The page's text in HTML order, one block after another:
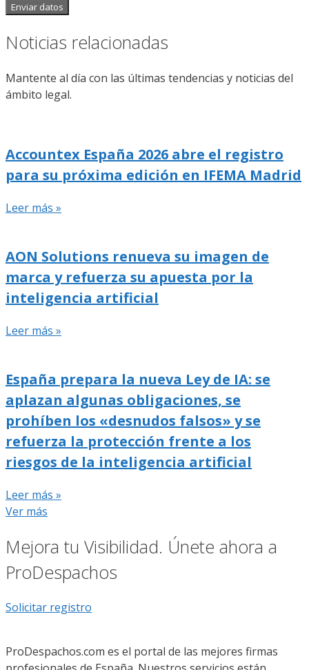
Enviar datos
Noticias relacionadas
Mantente al día con las últimas tendencias y noticias del
ámbito legal.
Accountex España 2026 abre el registro
para su próxima edición en IFEMA Madrid
Leer más »
AON Solutions renueva su imagen de
marca y refuerza su apuesta por la
inteligencia artificial
Leer más »
España prepara la nueva Ley de IA: se
aplazan algunas obligaciones, se
prohíben los «desnudos falsos» y se
refuerza la protección frente a los
riesgos de la inteligencia artificial
Leer más »
Ver más
Mejora tu Visibilidad. Únete ahora a
ProDespachos
Solicitar registro
ProDespachos.com es el portal de las mejores firmas